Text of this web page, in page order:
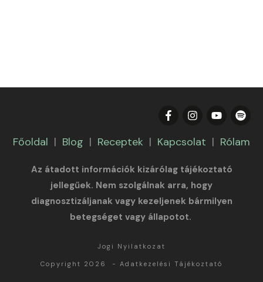
Főoldal | Blog | Receptek | Kapcsolat | Rólam
Az átadott információk kizárólag tájékoztató
jellegűek. Nem szolgálnak arra, hogy
diagnosztizáljanak vagy kezeljenek bármilyen
betegséget vagy állapotot.
Jogi Nyilatkozat
Copyright 2026 - Adatkezelési Tájékoztató